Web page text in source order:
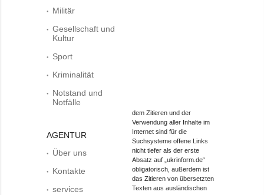
Militär
Gesellschaft und
Kultur
Sport
Kriminalität
Notstand und
Notfälle
AGENTUR
Über uns
Kontakte
services
dem Zitieren und der
Verwendung aller Inhalte im
Internet sind für die
Suchsysteme offene Links
nicht tiefer als der erste
Absatz auf „ukrinform.de“
obligatorisch, außerdem ist
das Zitieren von übersetzten
Texten aus ausländischen